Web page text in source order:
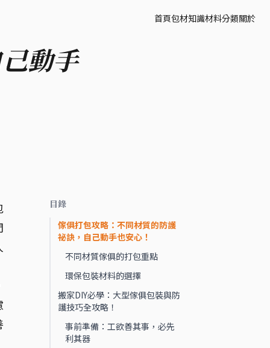
首頁包材知識材料分類關於
動手
目錄
傢俱打包攻略：不同材質的防護
祕訣，自己動手也安心！
不同材質傢俱的打包重點
環保包裝材料的選擇
搬家DIY必學：大型傢俱包裝與防
護技巧全攻略！
事前準備：工欲善其事，必先
利其器